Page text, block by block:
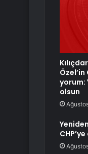
Özel’in
yorum:
olsun